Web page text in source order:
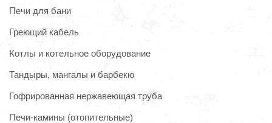
Печи для бани
Греющий кабель
Котлы и котельное оборудование
Тандыры, мангалы и барбекю
Гофрированная нержавеющая труба
Печи-камины (отопительные)